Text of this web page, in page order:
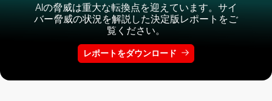
AIの脅威は重大な転換点を迎えています。サイ
バー脅威の状況を解説した決定版レポートをご
覧ください。
レポートをダウンロード